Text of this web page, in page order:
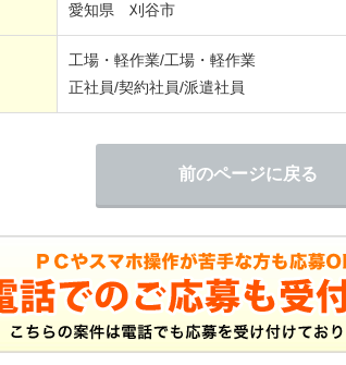
愛知県 刈谷市
工場・軽作業/工場・軽作業
正社員/契約社員/派遣社員
前のページに戻る